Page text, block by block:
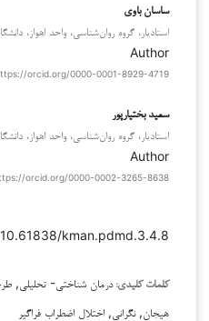
ساسان باوی
استادیار، گروه روان‌شناسی، واحد اهواز،
Author
orcid.org/0000-0001-8929-4719
سعید بختیارپور
استادیار، گروه روان‌شناسی، واحد اهواز،
Author
orcid.org/0000-0002-3265-8638
kman.pdmd.3.4.8
کلمات کلیدی:درمان شناختی- تحلیلی,
هیجان, نگرانی, اختلال اضطراب فراگیر